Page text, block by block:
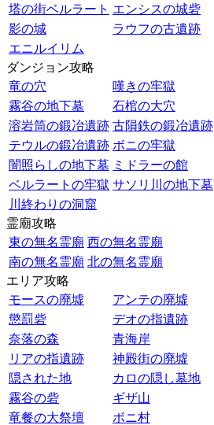
塔の街ベルラート エンシスの城砦
影の城
ラウフの古遺跡
エニルイリム
ダンジョン攻略
竜の穴
嘆きの牢獄
霧谷の地下墓
石棺の大穴
溶岩筒の鍛冶遺跡 古隕鉄の鍛冶遺跡
テウルの鍛冶遺跡 ボニの牢獄
闇照らしの地下墓 ミドラーの館
ベルラートの牢獄 サソリ川の地下墓
川終わりの洞窟
霊廟攻略
東の無名霊廟 西の無名霊廟
南の無名霊廟 北の無名霊廟
エリア攻略
モースの廃墟
アンテの廃墟
懲罰砦
デオの指遺跡
奈落の森
青海岸
リアの指遺跡
神殿街の廃墟
隠された地
カロの隠し墓地
霧谷の砦
ギザ山
竜餐の大祭壇
ボニ村